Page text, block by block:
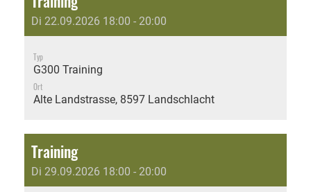
Di 22.09.2026 18:00 - 20:00
Typ
G300 Training
Ort
Alte Landstrasse, 8597 Landschlacht
Training
Di 29.09.2026 18:00 - 20:00